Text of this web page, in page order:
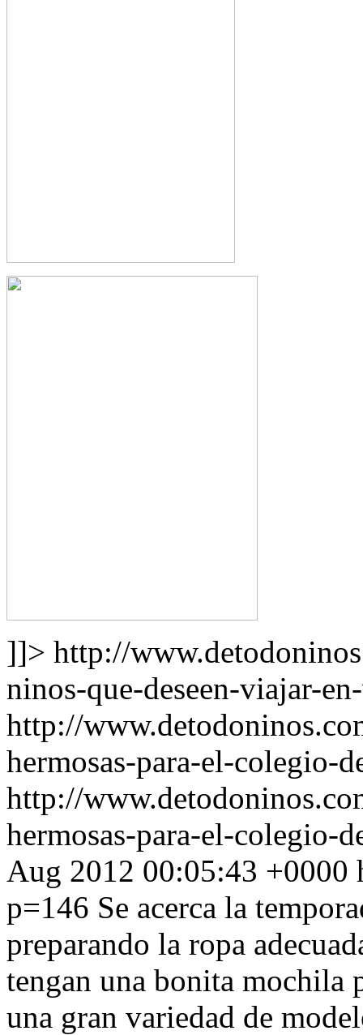
]]> http://
ninos-que-deseen-viajar-
http://
hermosas-para-el-colegio-
http://
hermosas-para-el-colegio-
Aug 2012 00:05:43 +0000
p=146 Se acerca la
preparando la ropa
tengan una bonita mochila
una gran variedad de